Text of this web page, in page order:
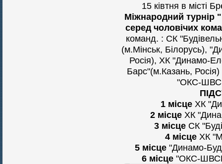
15 ківтня в місті
Міжнародний турнір
серед чоловічих
команд. : СК
(м.Мінськ, Білорусь),
Росія), ХК "Динамо-
Барс"(м.Казань,
"ОКС-
1 місце ХК
2 місце ХК
3 місце СК
4 місце ХК
5 місце "Динамо-
6 місце"ОКС-